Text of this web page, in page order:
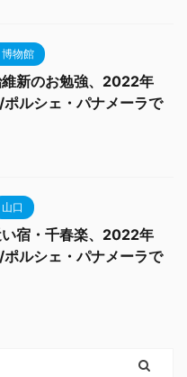
物館
新のお勉強、2022年
ルシェ・パナメーラで
山口
宿・千春楽、2022年
ルシェ・パナメーラで